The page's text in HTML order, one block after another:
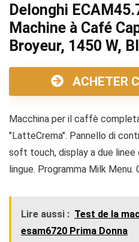
Delonghi
Machine à Café
Broyeur, 1450 W,
ACHETER
Macchina per il caffè
"LatteCrema". Pannello di
soft touch, display a due
lingue. Programma Milk
Lire aussi : Test de la
esam6720 Prima Donna